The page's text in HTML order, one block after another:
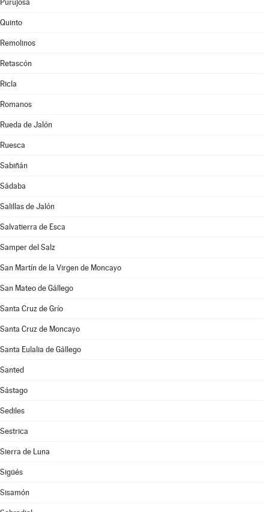
Purujosa
Quinto
Remolinos
Retascón
Ricla
Romanos
Rueda de Jalón
Ruesca
Sabiñán
Sádaba
Salillas de Jalón
Salvatierra de Esca
Samper del Salz
San Martín de la Virgen de Moncayo
San Mateo de Gállego
Santa Cruz de Grío
Santa Cruz de Moncayo
Santa Eulalia de Gállego
Santed
Sástago
Sediles
Sestrica
Sierra de Luna
Sigüés
Sisamón